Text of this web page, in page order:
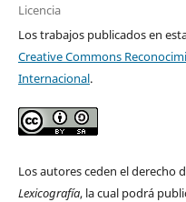
Licencia
Los trabajos publicados en
Creative Commons
Internacional.
Los autores ceden el derecho
Lexicografía, la cual podrá